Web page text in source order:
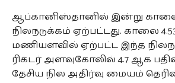
ஆப்கானிஸ்தானில் இன்று
நிலநடுக்கம் ஏற்பட்டது. காலை
மணியளவில் ஏற்பட்ட இந்த
ரிக்டர் அளவுகோலில் 4.7 ஆக
தேசிய நில அதிர்வு மையம்